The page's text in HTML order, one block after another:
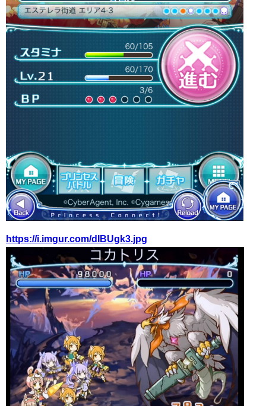
https://i.imgur.com/dIBUgk3.jpg